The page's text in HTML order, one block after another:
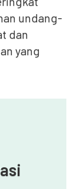
undang-
dan
yang